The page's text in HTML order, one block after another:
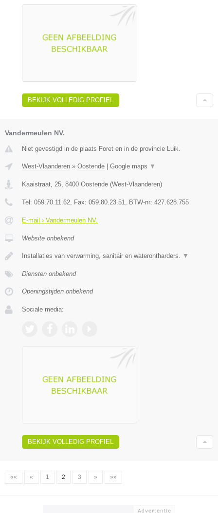
BEKIJK VOLLEDIG PROFIEL
Vandermeulen NV.
Niet gevestigd in de plaats Foret en in de provincie Luik.
West-Vlaanderen » Oostende Google maps ▼
Kaaistraat, 25 8400 Oostende (West-Vlaanderen)
Tel: 059.70.11.62 , Fax: 059.80.23.51 , BTW-nr: 427.628.755
E-mail › Vandermeulen NV.
Website onbekend
Installaties van verwarming, sanitair en waterontharders. ▼
Diensten onbekend
Openingstijden onbekend
Sociale media:
BEKIJK VOLLEDIG PROFIEL
«« « 1 2 3 » »»